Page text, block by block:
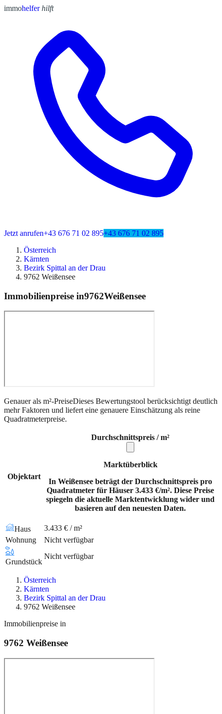
immohelfer hilft
Jetzt anrufen+43 676 71 02 895+43 676 71 02 895
Österreich
Kärnten
Bezirk Spittal an der Drau
9762 Weißensee
Immobilienpreise in9762Weißensee
Genauer als m²-PreiseDieses Bewertungstool berücksichtigt deutlich
mehr Faktoren und liefert eine genauere Einschätzung als reine
Quadratmeterpreise.
Objektart
Durchschnittspreis / m²
Marktüberblick
In Weißensee beträgt der Durchschnittspreis pro
Quadratmeter für Häuser 3.433 €/m². Diese Preise
spiegeln die aktuelle Marktentwicklung wider und
basieren auf den neuesten Daten.
Haus
3.433 € / m²
Wohnung
Nicht verfügbar
Grundstück
Nicht verfügbar
Österreich
Kärnten
Bezirk Spittal an der Drau
9762 Weißensee
Immobilienpreise in
9762 Weißensee